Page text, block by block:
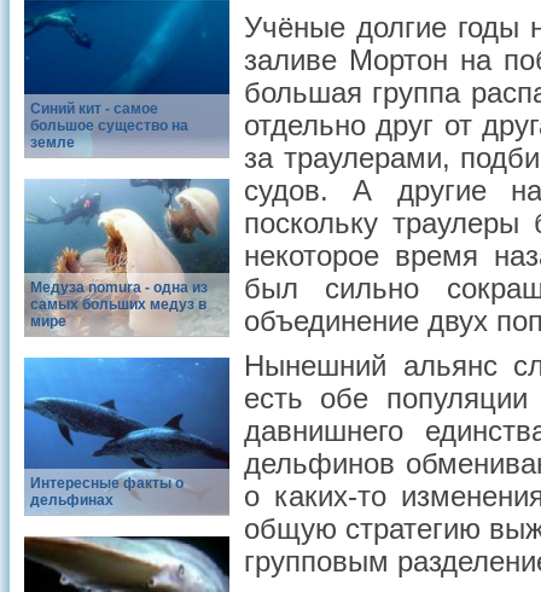
Синий кит - самое
большое существо на
земле
Медуза nomura - одна из
самых больших медуз в
мире
Интересные факты о
дельфинах
Учёные долгие
заливе Мортон на
большая группа
отдельно друг от
за траулерами,
судов. А другие
поскольку
некоторое время
был сильно
объединение двух
Нынешний альянс
есть обе
давнишнего
дельфинов
о каких-то
общую стратегию
групповым